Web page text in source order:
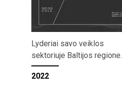
Lyderiai savo veiklos
sektoriuje Baltijos regione.
2022